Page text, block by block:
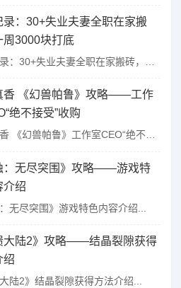
录：30+失业夫妻全职在家搬
周3000块打底
香 《幻兽帕鲁》攻略——工作
绝不接受”收购
反向真香 《幻兽帕鲁》工作室CEO“绝不接受”收购...
：无尽突围》攻略——游戏特
介绍
：无尽突围》游戏特色内容介绍...
大陆2》攻略——结晶裂隙获得
绍
大陆2》结晶裂隙获得方法介绍...